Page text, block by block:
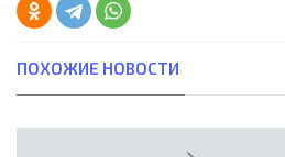
ПОХОЖИЕ НОВОСТИ